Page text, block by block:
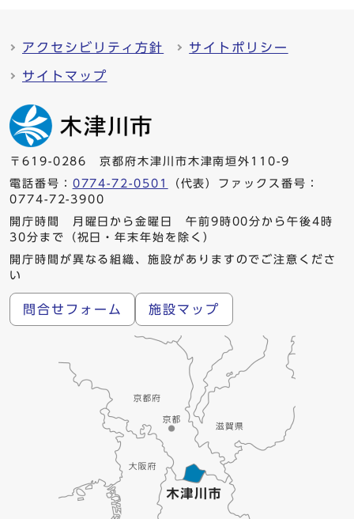
アクセシビリティ方針 サイトポリシー
サイトマップ
〒619-0286 京都府木津川市木津南垣外110-9
電話番号： 0774-72-0501
（代表）ファックス番号：
0774-72-3900
開庁時間 月曜日から金曜日 午前9時00分から午後4時
30分まで（祝日・年末年始を除く）
開庁時間が異なる組織、施設がありますのでご注意くださ
い
問合せフォーム 施設マップ